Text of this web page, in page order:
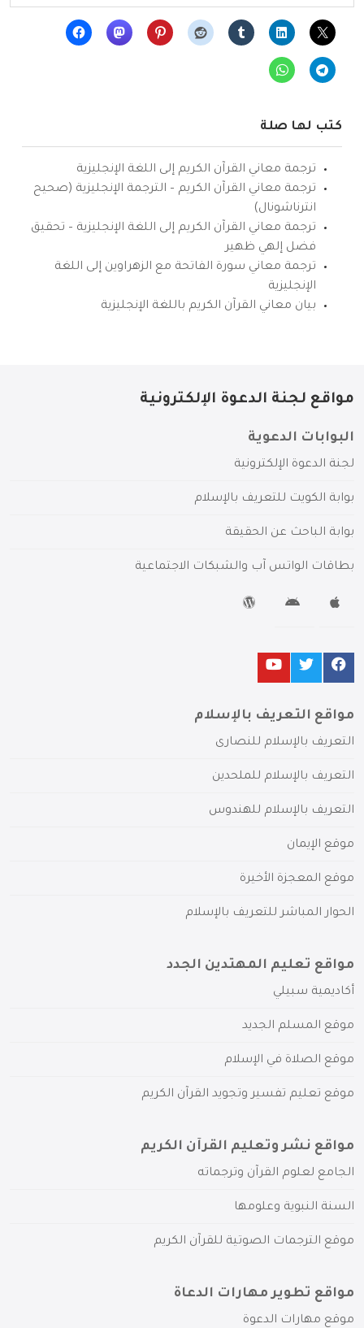
كتب لها صلة
ترجمة معاني القرآن الكريم إلى اللغة الإنجليزية
ترجمة معاني القرآن الكريم – الترجمة الإنجليزية (صحيح
انترناشونال)
ترجمة معاني القرآن الكريم إلى اللغة الإنجليزية – تحقيق
فضل إلهي ظهير
ترجمة معاني سورة الفاتحة مع الزهراوين إلى اللغة
الإنجليزية
بيان معاني القرآن الكريم باللغة الإنجليزية
مواقع لجنة الدعوة الإلكترونية
البوابات الدعوية
لجنة الدعوة الإلكترونية
بوابة الكويت للتعريف بالإسلام
بوابة الباحث عن الحقيقة
بطاقات الواتس آب والشبكات الاجتماعية
مواقع التعريف بالإسلام
التعريف بالإسلام للنصارى
التعريف بالإسلام للملحدين
التعريف بالإسلام للهندوس
موقع الإيمان
موقع المعجزة الأخيرة
الحوار المباشر للتعريف بالإسلام
مواقع تعليم المهتدين الجدد
أكاديمية سبيلي
موقع المسلم الجديد
موقع الصلاة في الإسلام
موقع تعليم تفسير وتجويد القرآن الكريم
مواقع نشر وتعليم القرآن الكريم
الجامع لعلوم القرآن وترجماته
السنة النبوية وعلومها
موقع الترجمات الصوتية للقرآن الكريم
مواقع تطوير مهارات الدعاة
موقع مهارات الدعوة